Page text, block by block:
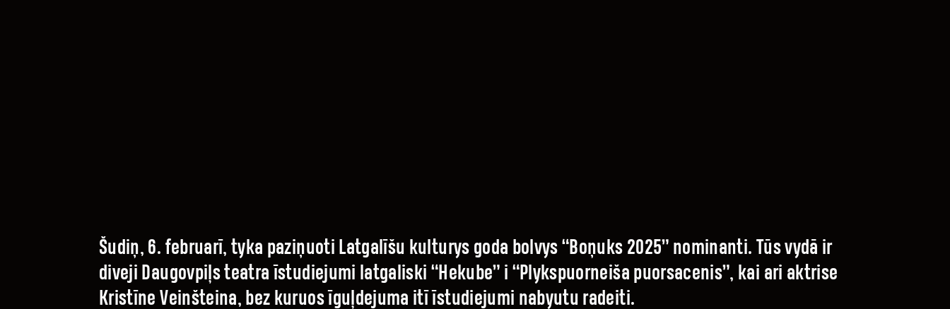
Šudiņ, 6. februarī, tyka paziņuoti Latgalīšu kulturys goda bolvys “Boņuks 2025” nominanti. Tūs vydā ir
diveji Daugovpiļs teatra īstudiejumi latgaliski “Hekube” i “Plykspuorneiša puorsacenis”, kai ari aktrise
Kristīne Veinšteina, bez kuruos īguļdejuma itī īstudiejumi nabyutu radeiti.